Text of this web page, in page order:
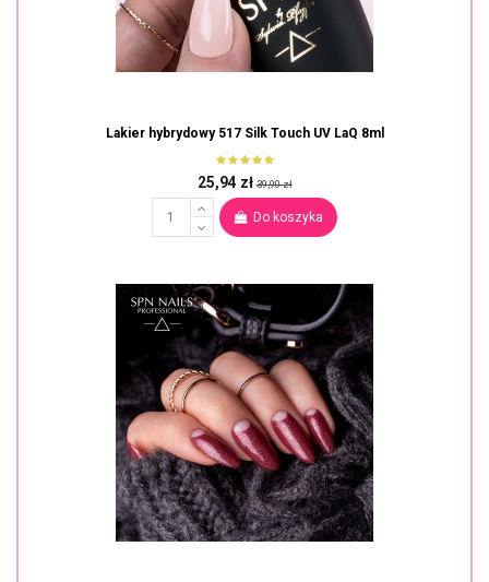
Lakier hybrydowy 517 Silk Touch UV LaQ 8ml
25,94 zł39,90 zł
Do koszyka